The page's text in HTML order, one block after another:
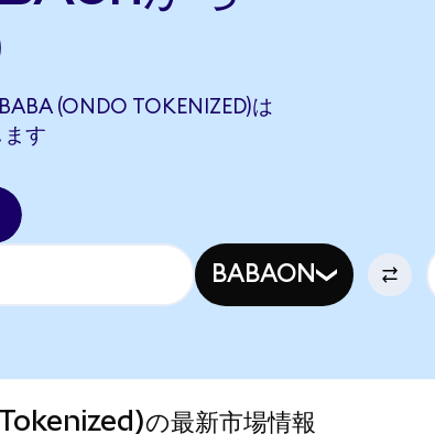
(ONDO TOKENIZED)は
ます
BABAON
の最新市場情報